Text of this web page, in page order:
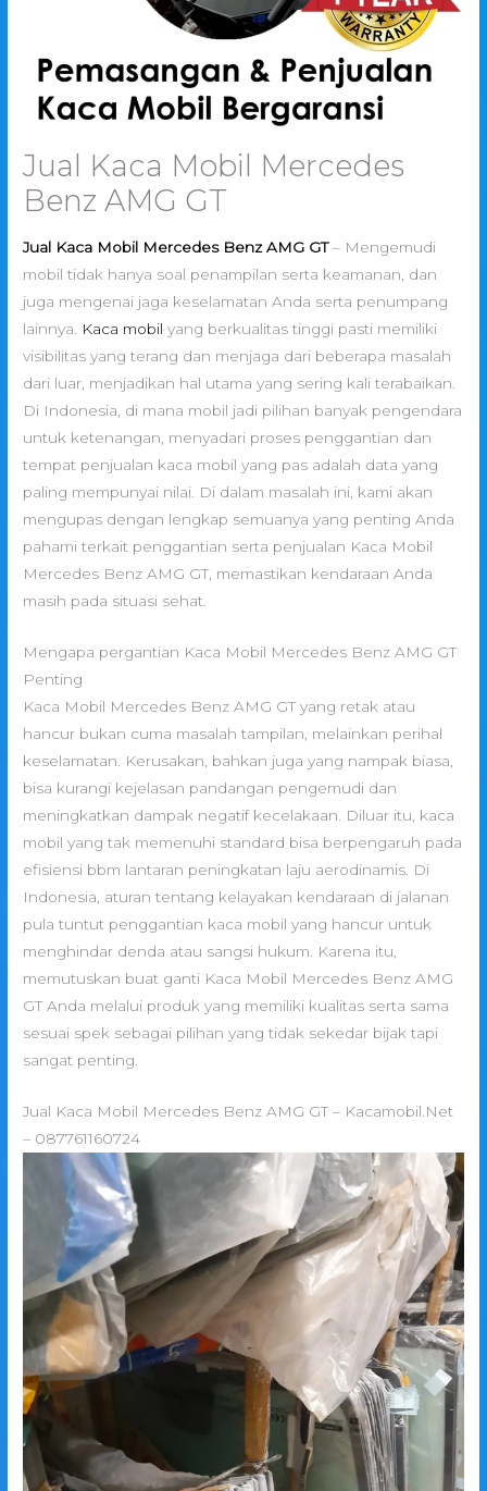
Jual Kaca Mobil Mercedes
Benz AMG GT
Jual Kaca Mobil Mercedes Benz AMG GT– Mengemudi
mobil tidak hanya soal penampilan serta keamanan, dan
juga mengenai jaga keselamatan Anda serta penumpang
lainnya.
Kaca mobil yang berkualitas tinggi pasti memiliki
visibilitas yang terang dan menjaga dari beberapa masalah
dari luar, menjadikan hal utama yang sering kali terabaikan.
Di Indonesia, di mana mobil jadi pilihan banyak pengendara
untuk ketenangan, menyadari proses penggantian dan
tempat penjualan kaca mobil yang pas adalah data yang
paling mempunyai nilai. Di dalam masalah ini, kami akan
mengupas dengan lengkap semuanya yang penting Anda
pahami terkait penggantian serta penjualan Kaca Mobil
Mercedes Benz AMG GT, memastikan kendaraan Anda
masih pada situasi sehat.
Mengapa pergantian Kaca Mobil Mercedes Benz AMG GT
Penting
Kaca Mobil Mercedes Benz AMG GT yang retak atau
hancur bukan cuma masalah tampilan, melainkan perihal
keselamatan. Kerusakan, bahkan juga yang nampak biasa,
bisa kurangi kejelasan pandangan pengemudi dan
meningkatkan dampak negatif kecelakaan. Diluar itu, kaca
mobil yang tak memenuhi standard bisa berpengaruh pada
efisiensi bbm lantaran peningkatan laju aerodinamis. Di
Indonesia, aturan tentang kelayakan kendaraan di jalanan
pula tuntut penggantian kaca mobil yang hancur untuk
menghindar denda atau sangsi hukum. Karena itu,
memutuskan buat ganti Kaca Mobil Mercedes Benz AMG
GT Anda melalui produk yang memiliki kualitas serta sama
sesuai spek sebagai pilihan yang tidak sekedar bijak tapi
sangat penting.
Jual Kaca Mobil Mercedes Benz AMG GT – Kacamobil.Net
– 087761160724